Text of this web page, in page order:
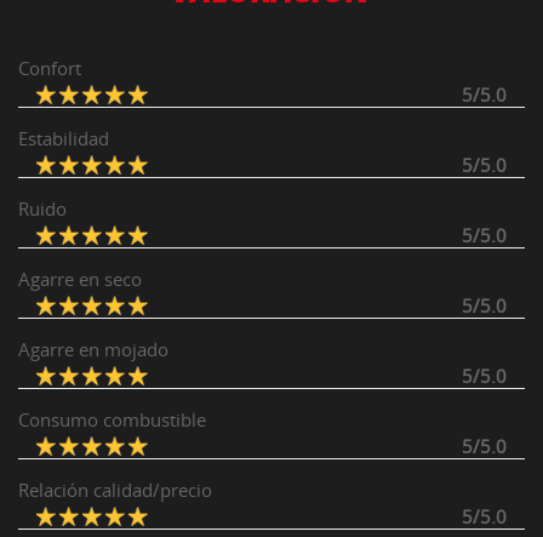
Confort
5/5.0
Estabilidad
5/5.0
Ruido
5/5.0
Agarre en seco
5/5.0
Agarre en mojado
5/5.0
Consumo combustible
5/5.0
Relación calidad/precio
5/5.0